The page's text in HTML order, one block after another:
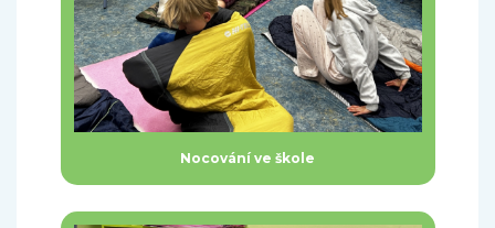
Nocování ve škole